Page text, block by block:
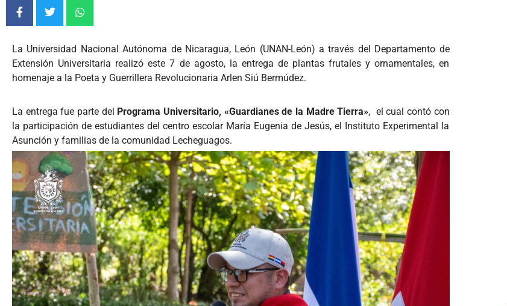
La Universidad Nacional Autónoma de Nicaragua, León (UNAN-León) a través del Departamento de
Extensión Universitaria realizó este 7 de agosto, la entrega de plantas frutales y ornamentales, en
homenaje a la Poeta y Guerrillera Revolucionaria Arlen Siú Bermúdez.
La entrega fue parte del Programa Universitario, «Guardianes de la Madre Tierra», el cual contó con
la participación de estudiantes del centro escolar María Eugenia de Jesús, el Instituto Experimental la
Asunción y familias de la comunidad Lecheguagos.